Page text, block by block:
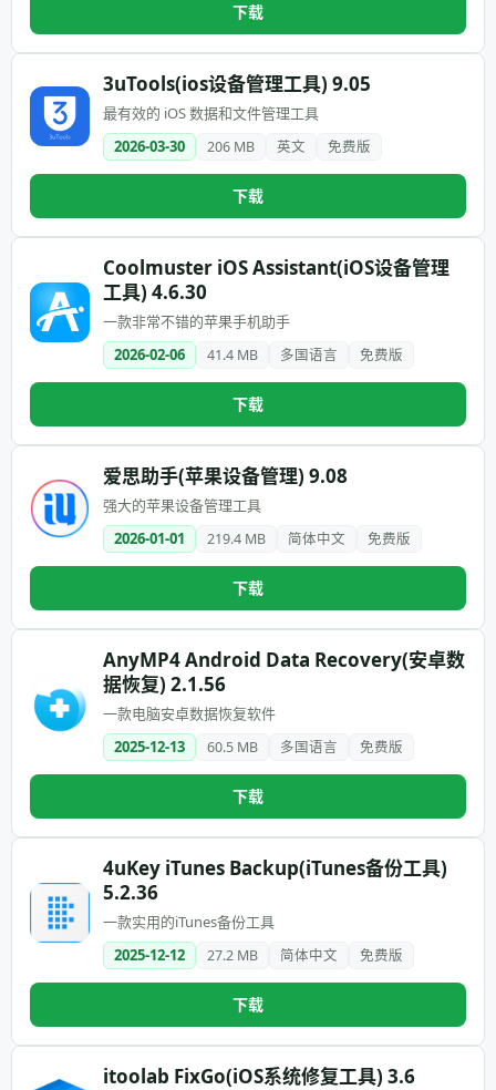
下载
3uTools(ios设备管理工具) 9.05
最有效的 iOS 数据和文件管理工具
2026-03-30
206 MB 英文 免费版
下载
Coolmuster iOS Assistant(iOS设备管理
工具) 4.6.30
一款非常不错的苹果手机助手
2026-02-06
41.4 MB 多国语言 免费版
下载
爱思助手(苹果设备管理) 9.08
强大的苹果设备管理工具
2026-01-01
219.4 MB 简体中文 免费版
下载
AnyMP4 Android Data Recovery(安卓数
据恢复) 2.1.56
一款电脑安卓数据恢复软件
2025-12-13
60.5 MB 多国语言 免费版
下载
4uKey iTunes Backup(iTunes备份工具)
5.2.36
一款实用的iTunes备份工具
2025-12-12
27.2 MB 简体中文 免费版
下载
itoolab FixGo(iOS系统修复工具) 3.6